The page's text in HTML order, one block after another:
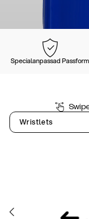
Specialanpassad Passform
Wristlets